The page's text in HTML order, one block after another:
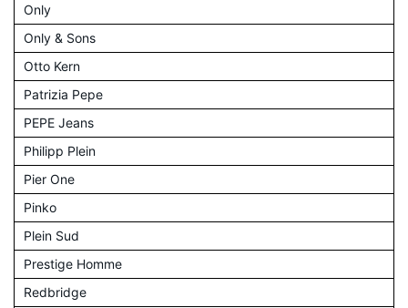
Only
Only & Sons
Otto Kern
Patrizia Pepe
PEPE Jeans
Philipp Plein
Pier One
Pinko
Plein Sud
Prestige Homme
Redbridge